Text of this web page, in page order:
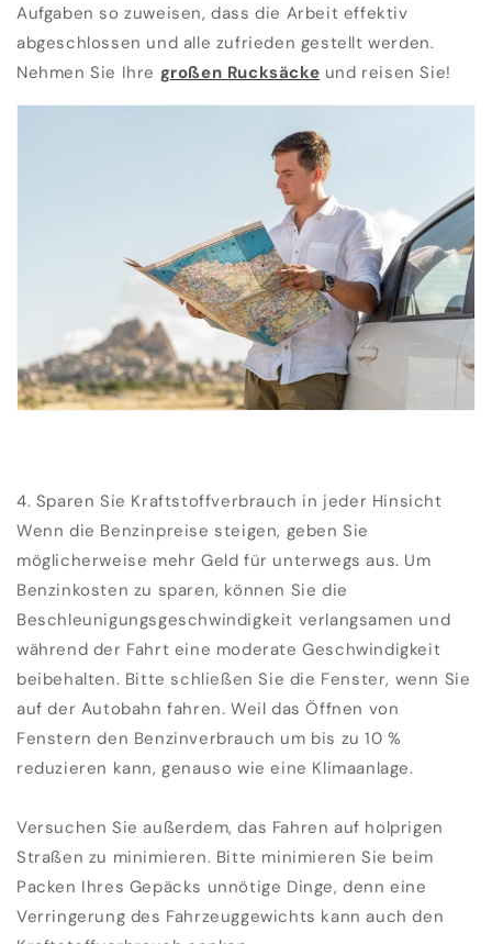
Aufgaben so zuweisen, dass die Arbeit effektiv
abgeschlossen und alle zufrieden gestellt werden.
Nehmen Sie Ihre großen Rucksäcke und reisen Sie!
4. Sparen Sie Kraftstoffverbrauch in jeder Hinsicht
Wenn die Benzinpreise steigen, geben Sie
möglicherweise mehr Geld für unterwegs aus. Um
Benzinkosten zu sparen, können Sie die
Beschleunigungsgeschwindigkeit verlangsamen und
während der Fahrt eine moderate Geschwindigkeit
beibehalten. Bitte schließen Sie die Fenster, wenn Sie
auf der Autobahn fahren. Weil das Öffnen von
Fenstern den Benzinverbrauch um bis zu 10 %
reduzieren kann, genauso wie eine Klimaanlage.
Versuchen Sie außerdem, das Fahren auf holprigen
Straßen zu minimieren. Bitte minimieren Sie beim
Packen Ihres Gepäcks unnötige Dinge, denn eine
Verringerung des Fahrzeuggewichts kann auch den